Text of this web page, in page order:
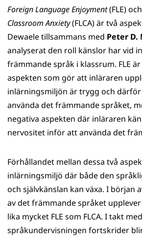
Foreign Language Enjoyment(FLE) och
Classroom Anxiety(FLCA) är två
Dewaele tillsammans med Peter D.
analyserat den roll känslor har vid
främmande språk i klassrum. FLE
aspekten som gör att inläraren
inlärningsmiljön är trygg och
använda det främmande språket,
negativa aspekten där inläraren
nervositet inför att använda det
Förhållandet mellan dessa två
inlärningsmiljö där både den
och självkänslan kan växa. I början
av det främmande språket
lika mycket FLE som FLCA. I takt
språkundervisningen fortskrider